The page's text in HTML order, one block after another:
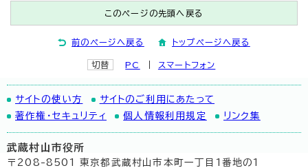
このページの先頭へ戻る
前のページへ戻る トップページへ戻る
切替 PC スマートフォン
サイトの使い方
サイトのご利用にあたって
著作権・セキュリティ
個人情報利用規定 リンク集
武蔵村山市役所
〒208-8501 東京都武蔵村山市本町一丁目1番地の1